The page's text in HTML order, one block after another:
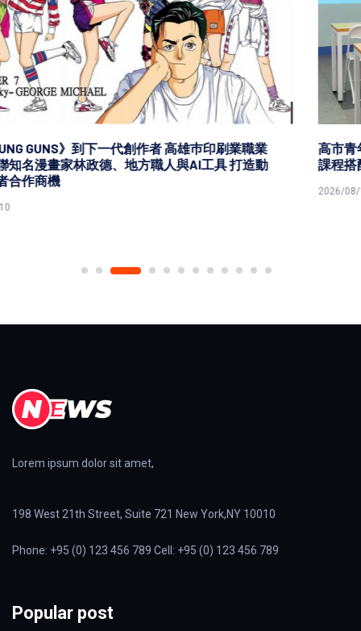
高市青年局115年大港青年職場實習接軌計畫 暑期4實作
課程搭配參訪2企業
2026/08/10
Lorem ipsum dolor sit amet,
198 West 21th Street, Suite 721 New York,NY 10010
Phone: +95 (0) 123 456 789 Cell: +95 (0) 123 456 789
Popular post